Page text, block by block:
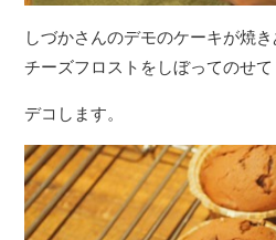
しづかさんのデモのケーキが焼
チーズフロストをしぼってのせて
デコします。